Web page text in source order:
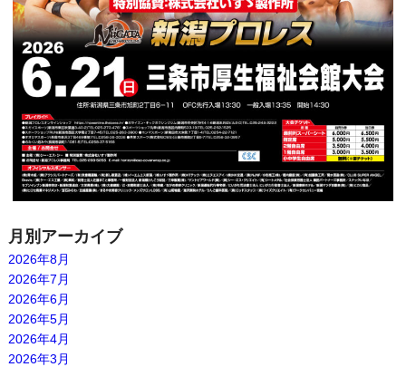
月別アーカイブ
2026年8月
2026年7月
2026年6月
2026年5月
2026年4月
2026年3月